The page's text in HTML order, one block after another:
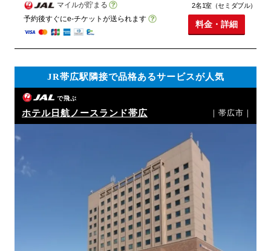
マイルが貯まる
予約後すぐにe-チケットが送られます
2名1室（セミダブル）
料金・詳細
JR帯広駅隣接で品格あるサービスが人気
で飛ぶ
ホテル日航ノースランド帯広 ｜帯広市｜